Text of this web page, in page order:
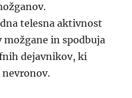
telesna aktivnost
in spodbuja
dejavnikov, ki